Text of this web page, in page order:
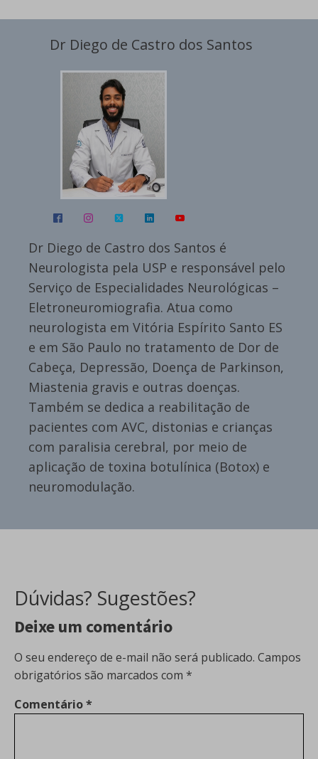
Dr Diego de Castro dos Santos
Dr Diego de Castro dos Santos é
Neurologista pela USP e responsável pelo
Serviço de Especialidades Neurológicas –
Eletroneuromiografia. Atua como
neurologista em Vitória Espírito Santo ES
e em São Paulo no tratamento de Dor de
Cabeça, Depressão, Doença de Parkinson,
Miastenia gravis e outras doenças.
Também se dedica a reabilitação de
pacientes com AVC, distonias e crianças
com paralisia cerebral, por meio de
aplicação de toxina botulínica (Botox) e
neuromodulação.
Dúvidas? Sugestões?
Deixe um comentário
O seu endereço de e-mail não será publicado. Campos
obrigatórios são marcados com *
Comentário*